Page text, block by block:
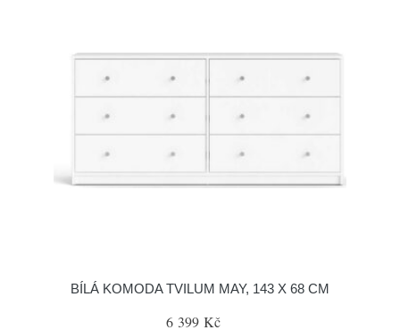
BÍLÁ KOMODA TVILUM MAY, 143 X 68 CM
6 399 Kč